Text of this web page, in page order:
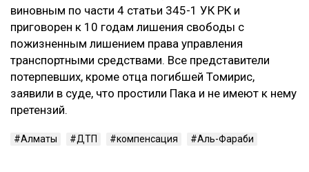
столкнулся с Mercedes. Жертвами аварии стали 29-
летний водитель Mercedes и две пассажирки —
девушки 20 и 22 лет. Согласно материалам
уголовного дела, концентрация алкоголя в крови
Пака составляла 1,30 промилле, а скорость
автомобиля перед столкновением могла достигать
около 219 км/ч.
В июне 2026 года Александр Пак был признан